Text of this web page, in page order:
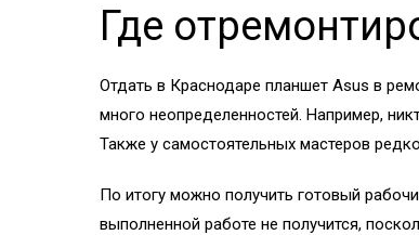
Где
Отдать в Краснодаре планшет Asus в
много неопределенностей. Например,
Также у самостоятельных мастеров
По итогу можно получить готовый
выполненной работе не получится,